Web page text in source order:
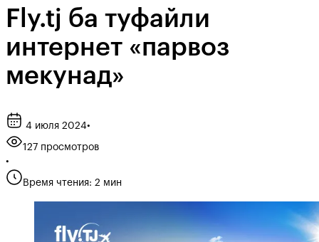
Fly.tj ба туфайли
интернет «парвоз
мекунад»
4 июля 2024•
127 просмотров
•
Время чтения: 2 мин